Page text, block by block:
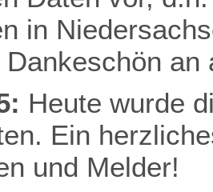
in
Heute wurde
Ein
und Melder!